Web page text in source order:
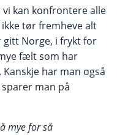
vi kan konfrontere alle
tør fremheve alt
Norge, i frykt for
fælt som har
har man også
man på
mye for så